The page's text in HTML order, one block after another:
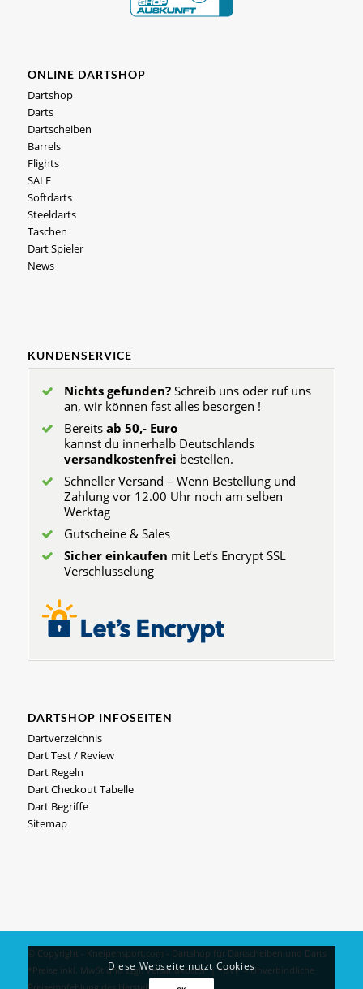
ONLINE DARTSHOP
Dartshop
Darts
Dartscheiben
Barrels
Flights
SALE
Softdarts
Steeldarts
Taschen
Dart Spieler
News
KUNDENSERVICE
Nichts gefunden?Schreib uns oder ruf uns
an, wir können fast alles besorgen !
Bereits ab 50,- Euro
kannst du innerhalb Deutschlands
versandkostenfrei bestellen.
Schneller Versand – Wenn Bestellung und
Zahlung vor 12.00 Uhr noch am selben
Werktag
Gutscheine & Sales
Sicher einkaufen mit Let’s Encrypt SSL
Verschlüsselung
DARTSHOP INFOSEITEN
Dartverzeichnis
Dart Test / Review
Dart Regeln
Dart Checkout Tabelle
Dart Begriffe
Sitemap
© Copyright - Kneipensport.com - Dartshop für Dartscheiben und Darts
*Preise inkl. MwSt und zzgl.Versandkosten| *UVP = Unverbindliche
Diese Webseite nutzt Cookies